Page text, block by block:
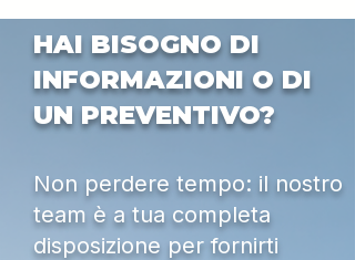
HAI BISOGNO DI
INFORMAZIONI O DI
UN PREVENTIVO?
Non perdere tempo: il nostro
team è a tua completa
disposizione per fornirti